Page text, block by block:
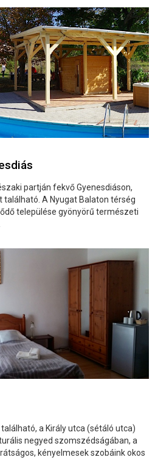
partján fekvő Gyenesdiáson,
A Nyugat Balaton térség
települése gyönyörű természeti
a Király utca (sétáló utca)
negyed szomszédságában, a
kényelmesek szobáink okos